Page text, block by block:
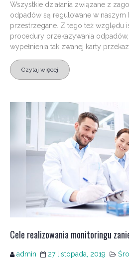
Wszystkie działania związane z
odpadów są regulowane w naszym
przestrzegane. Z tego też względu
procedury przekazywania
wypełnienia tak zwanej karty
Czytaj więcej
Cele realizowania monitoringu
admin 27 listopada, 2019